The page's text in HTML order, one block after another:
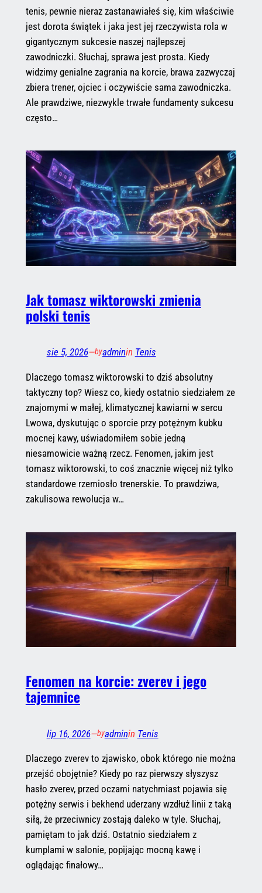
tenis, pewnie nieraz zastanawiałeś się, kim właściwie
jest dorota świątek i jaka jest jej rzeczywista rola w
gigantycznym sukcesie naszej najlepszej
zawodniczki. Słuchaj, sprawa jest prosta. Kiedy
widzimy genialne zagrania na korcie, brawa zazwyczaj
zbiera trener, ojciec i oczywiście sama zawodniczka.
Ale prawdziwe, niezwykle trwałe fundamenty sukcesu
często…
Jak tomasz wiktorowski zmienia
polski tenis
sie 5, 2026—byadminin Tenis
Dlaczego tomasz wiktorowski to dziś absolutny
taktyczny top? Wiesz co, kiedy ostatnio siedziałem ze
znajomymi w małej, klimatycznej kawiarni w sercu
Lwowa, dyskutując o sporcie przy potężnym kubku
mocnej kawy, uświadomiłem sobie jedną
niesamowicie ważną rzecz. Fenomen, jakim jest
tomasz wiktorowski, to coś znacznie więcej niż tylko
standardowe rzemiosło trenerskie. To prawdziwa,
zakulisowa rewolucja w…
Fenomen na korcie: zverev i jego
tajemnice
lip 16, 2026—byadminin Tenis
Dlaczego zverev to zjawisko, obok którego nie można
przejść obojętnie? Kiedy po raz pierwszy słyszysz
hasło zverev, przed oczami natychmiast pojawia się
potężny serwis i bekhend uderzany wzdłuż linii z taką
siłą, że przeciwnicy zostają daleko w tyle. Słuchaj,
pamiętam to jak dziś. Ostatnio siedziałem z
kumplami w salonie, popijając mocną kawę i
oglądając finałowy…